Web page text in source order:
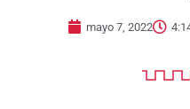
mayo 7, 2022